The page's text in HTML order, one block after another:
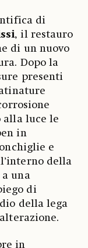
di
, il restauro
di un nuovo
Dopo la
presenti
alla luce le
in
e
della
a una
di
della lega
in